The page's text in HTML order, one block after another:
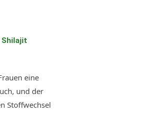
Shilajit
eine
und der
Stoffwechsel